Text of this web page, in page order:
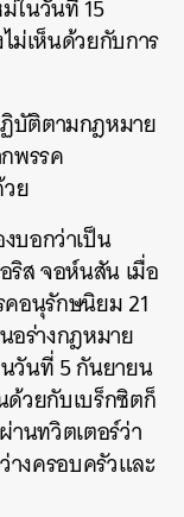
ในวันที่ 15
ม่เห็นด้วยกับการ
บัติตามกฎหมาย
พรรค
ย
บอกว่าเป็น
ริส จอห์นสัน เมื่อ
อนุรักษนิยม 21
อร่างกฎหมาย
วันที่ 5 กันยายน
ด้วยกับเบร็กซิตก็
านทวิตเตอร์ว่า
างครอบครัวและ